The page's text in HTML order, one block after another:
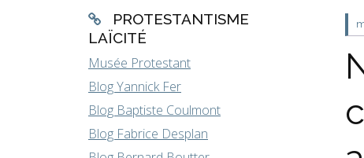
PROTESTANTISME
LAÏCITÉ
Musée Protestant
Blog Yannick Fer
Blog Baptiste Coulmont
Blog Fabrice Desplan